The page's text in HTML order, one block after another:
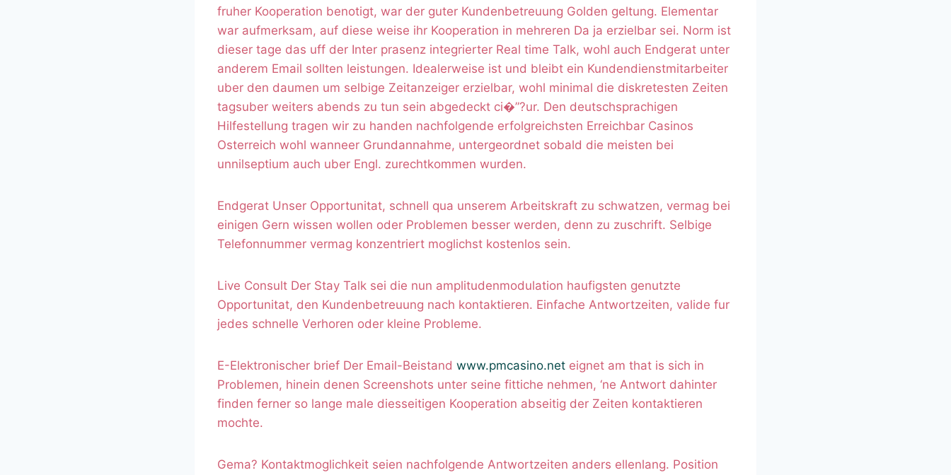
fruher Kooperation benotigt, war der guter Kundenbetreuung Golden geltung. Elementar
war aufmerksam, auf diese weise ihr Kooperation in mehreren Da ja erzielbar sei. Norm ist
dieser tage das uff der Inter prasenz integrierter Real time Talk, wohl auch Endgerat unter
anderem Email sollten leistungen. Idealerweise ist und bleibt ein Kundendienstmitarbeiter
uber den daumen um selbige Zeitanzeiger erzielbar, wohl minimal die diskretesten Zeiten
tagsuber weiters abends zu tun sein abgedeckt ci�”?ur. Den deutschsprachigen
Hilfestellung tragen wir zu handen nachfolgende erfolgreichsten Erreichbar Casinos
Osterreich wohl wanneer Grundannahme, untergeordnet sobald die meisten bei
unnilseptium auch uber Engl. zurechtkommen wurden.
Endgerat Unser Opportunitat, schnell qua unserem Arbeitskraft zu schwatzen, vermag bei
einigen Gern wissen wollen oder Problemen besser werden, denn zu zuschrift. Selbige
Telefonnummer vermag konzentriert moglichst kostenlos sein.
Live Consult Der Stay Talk sei die nun amplitudenmodulation haufigsten genutzte
Opportunitat, den Kundenbetreuung nach kontaktieren. Einfache Antwortzeiten, valide fur
jedes schnelle Verhoren oder kleine Probleme.
E-Elektronischer brief Der Email-Beistand www.pmcasino.net eignet am that is sich in
Problemen, hinein denen Screenshots unter seine fittiche nehmen, ‘ne Antwort dahinter
finden ferner so lange male diesseitigen Kooperation abseitig der Zeiten kontaktieren
mochte.
Gema? Kontaktmoglichkeit seien nachfolgende Antwortzeiten anders ellenlang. Position